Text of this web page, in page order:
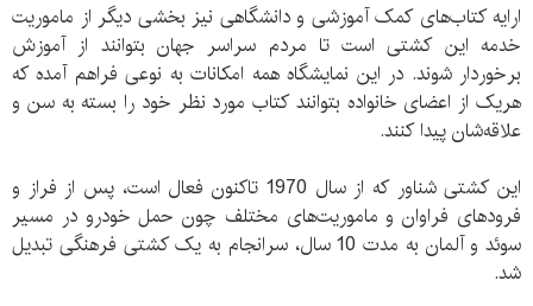
ارایه کتاب‌های کمک آموزشی و دانشگاهی نیز بخشی دیگر از ماموریت
خدمه این کشتی است تا مردم سراسر جهان بتوانند از آموزش
برخوردار شوند. در این نمایشگاه همه امکانات به نوعی فراهم آمده که
هریک از اعضای خانواده بتوانند کتاب مورد نظر خود را بسته به سن و
علاقه‌شان پیدا کنند.
این کشتی شناور که از سال 1970 تاکنون فعال است، پس از فراز و
فرودهای فراوان و ماموریت‌های مختلف چون حمل خودرو در مسیر
سوئد و آلمان به مدت 10 سال، سرانجام به یک کشتی فرهنگی تبدیل
شد.